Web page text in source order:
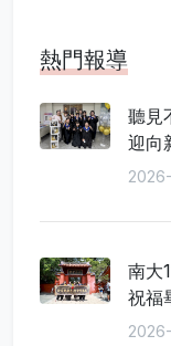
熱門報導
聽見
迎向
南大
祝福